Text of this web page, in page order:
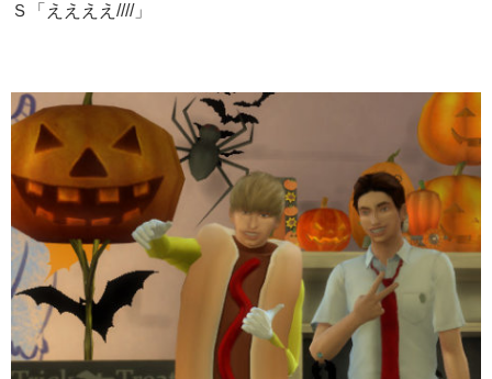
Ｓ「ええええ////」